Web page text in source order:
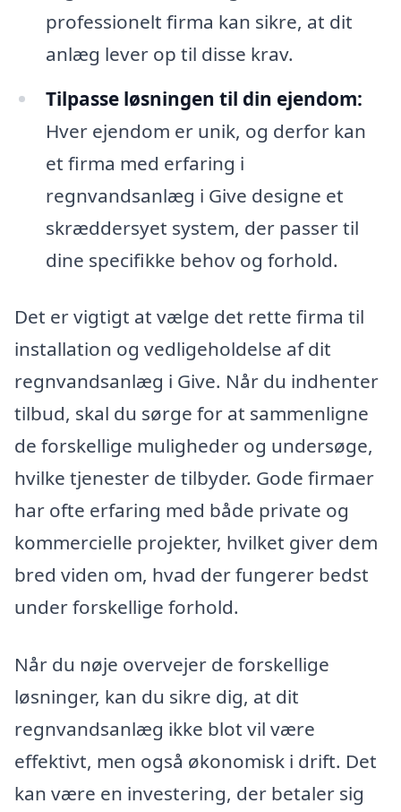
professionelt firma kan sikre, at dit
anlæg lever op til disse krav.
Tilpasse løsningen til din ejendom:
Hver ejendom er unik, og derfor kan
et firma med erfaring i
regnvandsanlæg i Give designe et
skræddersyet system, der passer til
dine specifikke behov og forhold.
Det er vigtigt at vælge det rette firma til
installation og vedligeholdelse af dit
regnvandsanlæg i Give. Når du indhenter
tilbud, skal du sørge for at sammenligne
de forskellige muligheder og undersøge,
hvilke tjenester de tilbyder. Gode firmaer
har ofte erfaring med både private og
kommercielle projekter, hvilket giver dem
bred viden om, hvad der fungerer bedst
under forskellige forhold.
Når du nøje overvejer de forskellige
løsninger, kan du sikre dig, at dit
regnvandsanlæg ikke blot vil være
effektivt, men også økonomisk i drift. Det
kan være en investering, der betaler sig